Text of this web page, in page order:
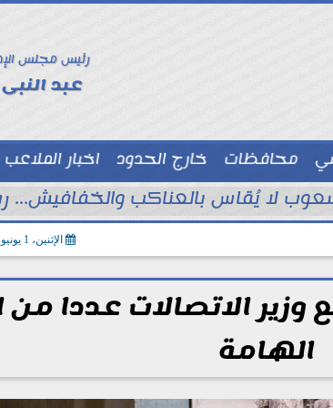
رئيس مجلس
عبد
محافظات خارج الحدود اخبار الملاعب
توك شو
لا يُقاس بالعناكب والخفافيش...
الإثنين، 1 يونيو 2026
الاتصالات عددا من
الهامة